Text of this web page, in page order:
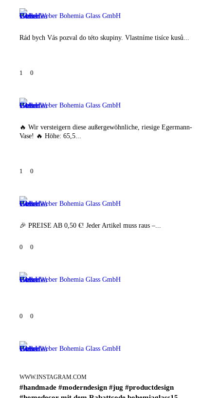
Weber Bohemia Glass GmbH
Rád bych Vás pozval do této skupiny. Vlastníme tisíce kusů...
1 0
Weber Bohemia Glass GmbH
🔥 Wir versteigern diese außergewöhnliche, riesige Egermann-
Vase! 🔥 Höhe: 65,5...
1 0
Weber Bohemia Glass GmbH
🎉 PREISE AB 0,50 €! Jeder Artikel muss raus –...
0 0
Weber Bohemia Glass GmbH
0 0
Weber Bohemia Glass GmbH
WWW.INSTAGRAM.COM
#handmade #moderndesign #jug #productdesign